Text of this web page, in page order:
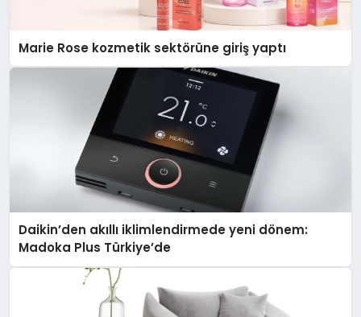
Marie Rose kozmetik sektörüne giriş yaptı
Daikin’den akıllı iklimlendirmede yeni dönem:
Madoka Plus Türkiye’de